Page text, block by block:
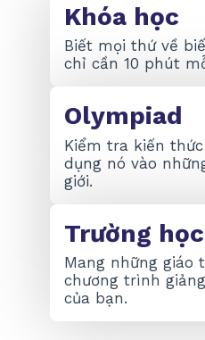
Khóa học
Biết mọi thứ về
chỉ cần 10 phút
Olympiad
Kiểm tra kiến
dụng nó vào
giới.
Trường học
Mang những giáo
chương trình
của bạn.